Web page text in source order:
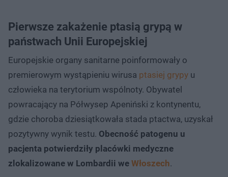
Pierwsze zakażenie ptasią grypą w
państwach Unii Europejskiej
Europejskie organy sanitarne poinformowały o
premierowym wystąpieniu wirusa ptasiej grypy u
człowieka na terytorium wspólnoty. Obywatel
powracający na Półwysep Apeniński z kontynentu,
gdzie choroba dziesiątkowała stada ptactwa, uzyskał
pozytywny wynik testu. Obecność patogenu u
pacjenta potwierdziły placówki medyczne
zlokalizowane w Lombardii we Włoszech.